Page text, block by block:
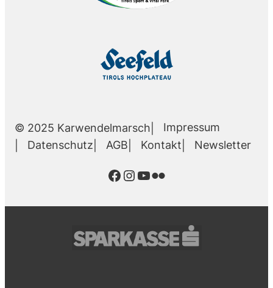
© 2025 Karwendelmarsch
Impressum
Datenschutz
AGB Kontakt Newsletter
Facebook
Instagram
YouTube
Flickr